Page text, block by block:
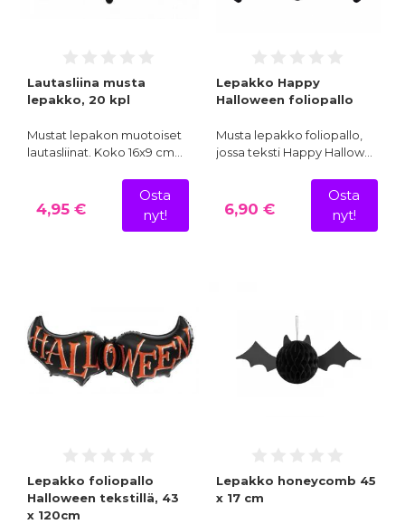
Lautasliina musta
lepakko, 20 kpl
Mustat lepakon muotoiset
lautasliinat. Koko 16x9 cm…
4,95 €
Osta
nyt!
Lepakko Happy
Halloween foliopallo
Musta lepakko foliopallo,
jossa teksti Happy Hallow…
6,90 €
Osta
nyt!
Lepakko foliopallo
Halloween tekstillä, 43
x 120cm
Lepakko honeycomb 45
x 17 cm